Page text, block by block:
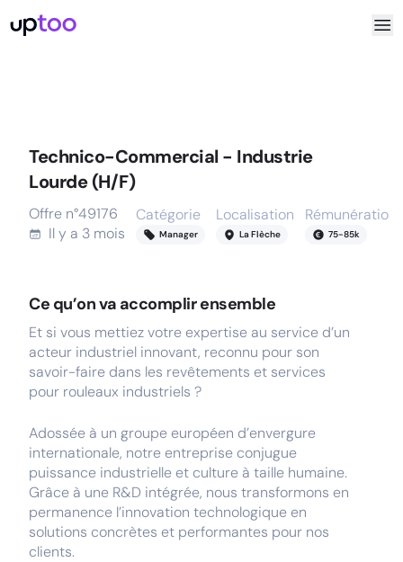
Technico-Commercial - Industrie
Lourde (H/F)
Offre n°49176
Il y a 3 mois
Catégorie
Manager
Localisation
La Flèche
Rémunération
75-85k
Ce qu’on va accomplir ensemble
Et si vous mettiez votre expertise au service d’un
acteur industriel innovant, reconnu pour son
savoir-faire dans les revêtements et services
pour rouleaux industriels ?
Adossée à un groupe européen d’envergure
internationale, notre entreprise conjugue
puissance industrielle et culture à taille humaine.
Grâce à une R&D intégrée, nous transformons en
permanence l’innovation technologique en
solutions concrètes et performantes pour nos
clients.